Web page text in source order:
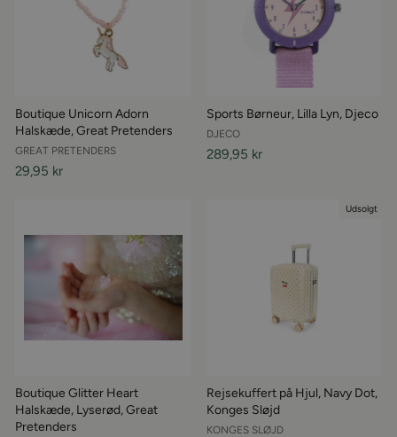
Boutique Unicorn Adorn
Halskæde, Great Pretenders
GREAT PRETENDERS
29,95 kr
Sports Børneur, Lilla Lyn, Djeco
DJECO
289,95 kr
Boutique Glitter Heart
Halskæde, Lyserød, Great
Pretenders
Udsolgt
Rejsekuffert på Hjul, Navy Dot,
Konges Sløjd
KONGES SLØJD